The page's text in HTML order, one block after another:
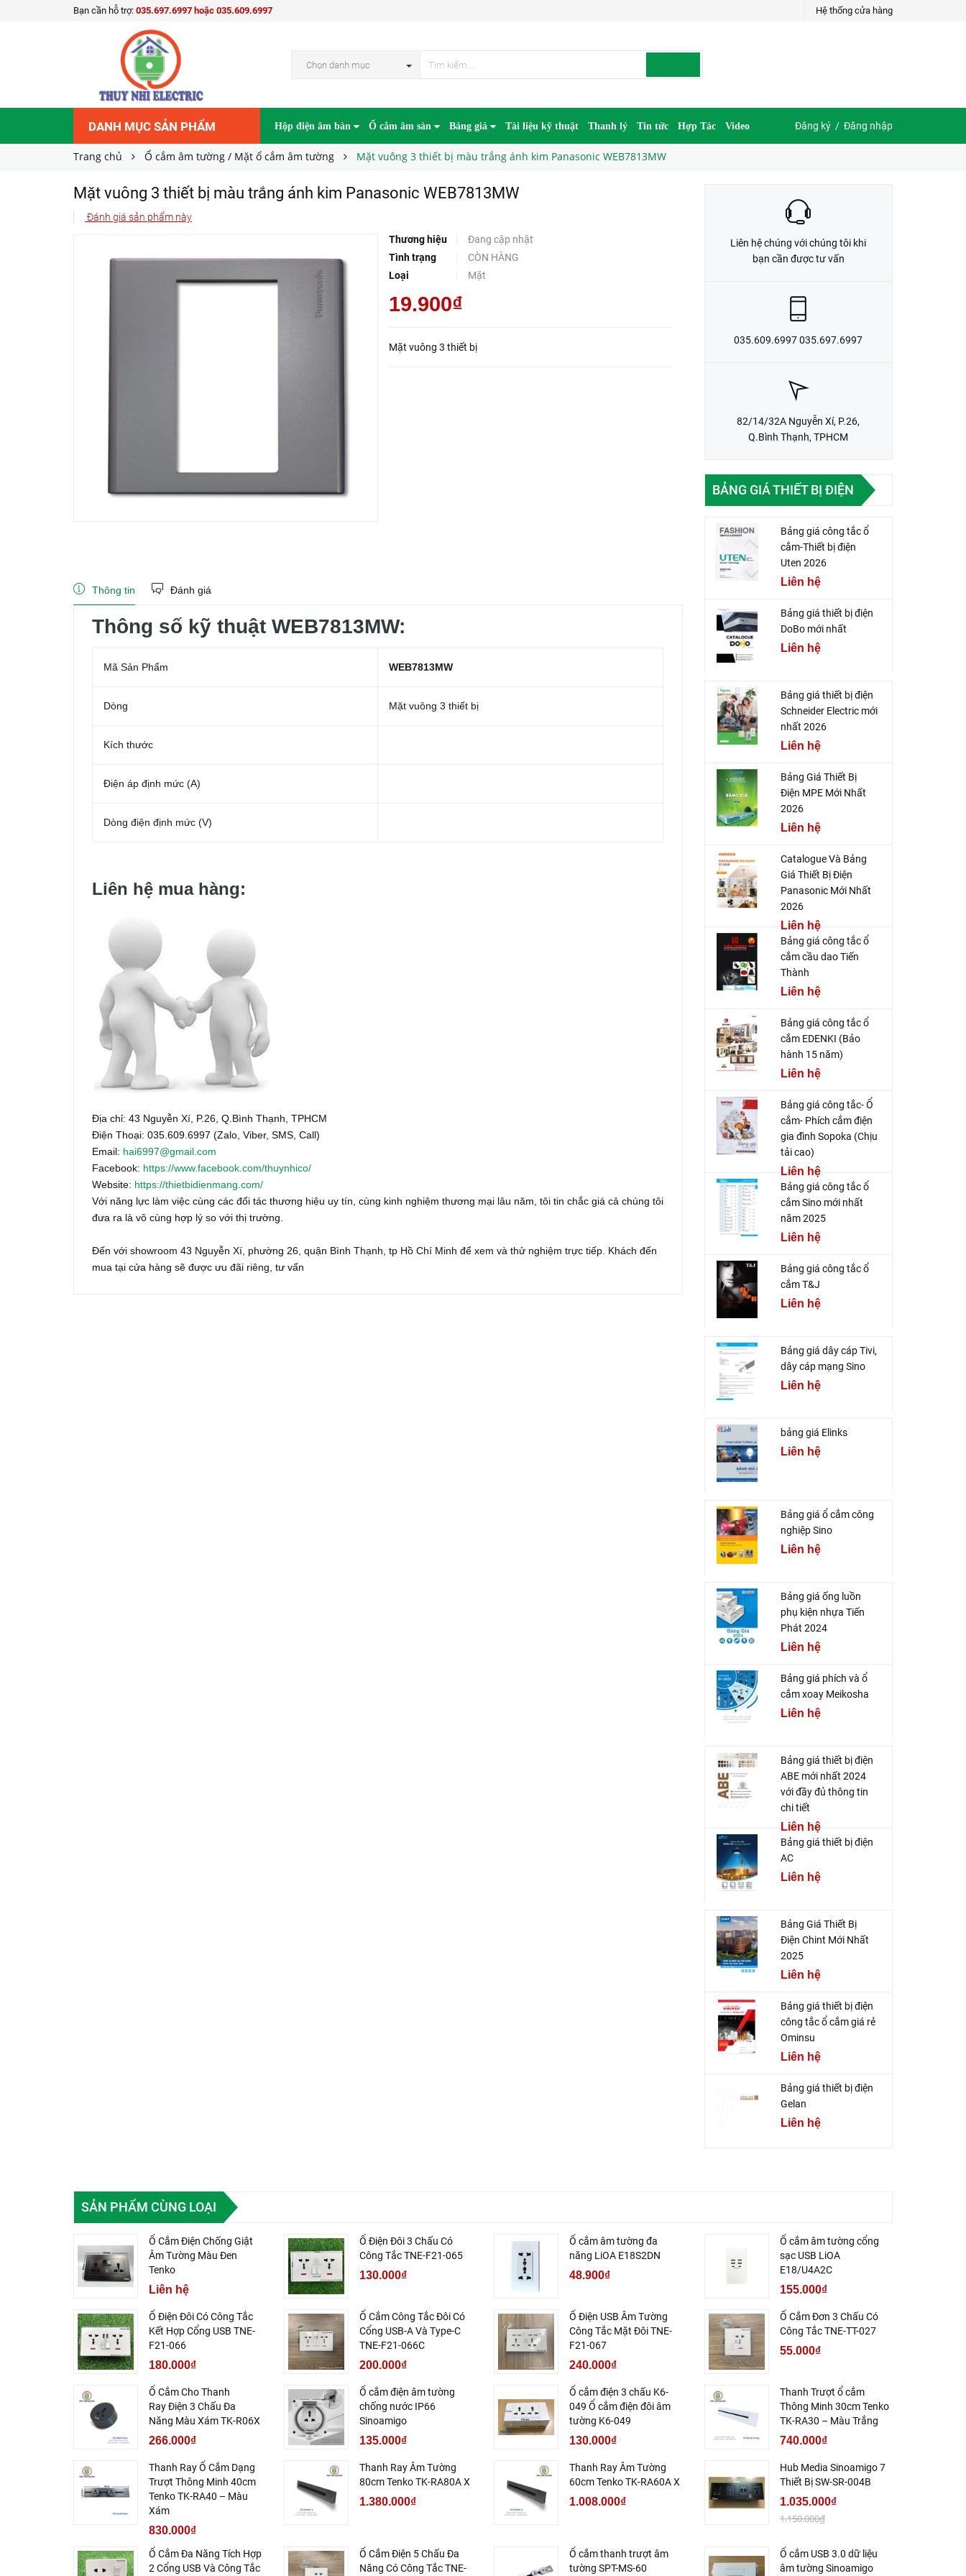
Bạn cần hỗ trợ: 035.697.6997 hoặc 035.609.6997 Hệ thống cửa hàng
Chọn danh mục
DANH MỤC SẢN PHẨM Hộp điện âm bàn Ổ cắm âm sàn Bảng giá Tài liệu kỹ thuật Thanh lý Tin tức Hợp Tác Video Đăng ký / Đăng nhập
Trang chủ Ổ cắm âm tường / Mặt ổ cắm âm tường Mặt vuông 3 thiết bị màu trắng ánh kim Panasonic WEB7813MW
Mặt vuông 3 thiết bị màu trắng ánh kim Panasonic WEB7813MW
Đánh giá sản phẩm này
Thương hiệu
Đang cập nhật
Tình trạng
CÒN HÀNG
Loại
Mặt
19.900₫
Mặt vuông 3 thiết bị
Giá bán: 19.900₫
LIÊN HỆ ĐẶT HÀNG
Thông tin Đánh giá
Thông số kỹ thuật WEB7813MW:
Mã Sản Phẩm WEB7813MW
Dòng Mặt vuông 3 thiết bị
Kích thước
Điện áp định mức (A)
Dòng điện định mức (V)
Liên hệ mua hàng:
Địa chỉ: 43 Nguyễn Xí, P.26, Q.Bình Thạnh, TPHCM
Điện Thoại: 035.609.6997 (Zalo, Viber, SMS, Call)
Email: hai6997@gmail.com
Facebook: https://www.facebook.com/thuynhico/
Website: https://thietbidienmang.com/
Với năng lực làm việc cùng các đối tác thương hiệu uy tín, cùng kinh nghiệm thương mại lâu năm, tôi tin chắc giá cả chúng tôi
đưa ra là vô cùng hợp lý so với thị trường.
Đến với showroom 43 Nguyễn Xí, phường 26, quận Bình Thạnh, tp Hồ Chí Minh để xem và thử nghiệm trực tiếp. Khách đến
mua tại cửa hàng sẽ được ưu đãi riêng, tư vấn
Liên hệ chúng với chúng tôi khi
bạn cần được tư vấn
035.609.6997 035.697.6997
82/14/32A Nguyễn Xí, P.26,
Q.Bình Thạnh, TPHCM
BẢNG GIÁ THIẾT BỊ ĐIỆN
Bảng giá công tắc ổ
cắm-Thiết bị điện
Uten 2026
Liên hệ
Bảng giá thiết bị điện
DoBo mới nhất
Liên hệ
Bảng giá thiết bị điện
Schneider Electric mới
nhất 2026
Liên hệ
Bảng Giá Thiết Bị
Điện MPE Mới Nhất
2026
Liên hệ
Catalogue Và Bảng
Giá Thiết Bị Điện
Panasonic Mới Nhất
2026
Liên hệ
Bảng giá công tắc ổ
cắm cầu dao Tiến
Thành
Liên hệ
Bảng giá công tắc ổ
cắm EDENKI (Bảo
hành 15 năm)
Liên hệ
Bảng giá công tắc- Ổ
cắm- Phích cắm điện
gia đình Sopoka (Chịu
tải cao)
Liên hệ
Bảng giá công tắc ổ
cắm Sino mới nhất
năm 2025
Liên hệ
Bảng giá công tắc ổ
cắm T&J
Liên hệ
Bảng giá dây cáp Tivi,
dây cáp mạng Sino
Liên hệ
bảng giá Elinks
Liên hệ
Bảng giá ổ cắm công
nghiệp Sino
Liên hệ
Bảng giá ống luồn
phụ kiện nhựa Tiến
Phát 2024
Liên hệ
Bảng giá phích và ổ
cắm xoay Meikosha
Liên hệ
Bảng giá thiết bị điện
ABE mới nhất 2024
với đầy đủ thông tin
chi tiết
Liên hệ
Bảng giá thiết bị điện
AC
Liên hệ
Bảng Giá Thiết Bị
Điện Chint Mới Nhất
2025
Liên hệ
Bảng giá thiết bị điện
công tắc ổ cắm giá rẻ
Ominsu
Liên hệ
Bảng giá thiết bị điện
Gelan
Liên hệ
SẢN PHẨM CÙNG LOẠI
Ổ Cắm Điện Chống Giật
Âm Tường Màu Đen
Tenko
Liên hệ
Ổ Điện Đôi 3 Chấu Có
Công Tắc TNE-F21-065
130.000₫
Ổ cắm âm tường đa
năng LiOA E18S2DN
48.900₫
Ổ cắm âm tường cổng
sạc USB LiOA
E18/U4A2C
155.000₫
Ổ Điện Đôi Có Công Tắc
Kết Hợp Cổng USB TNE-
F21-066
180.000₫
Ổ Cắm Công Tắc Đôi Có
Cổng USB-A Và Type-C
TNE-F21-066C
200.000₫
Ổ Điện USB Âm Tường
Công Tắc Mặt Đôi TNE-
F21-067
240.000₫
Ổ Cắm Đơn 3 Chấu Có
Công Tắc TNE-TT-027
55.000₫
Ổ Cắm Cho Thanh
Ray Điện 3 Chấu Đa
Năng Màu Xám TK-R06X
266.000₫
Ổ cắm điện âm tường
chống nước IP66
Sinoamigo
135.000₫
Ổ cắm điện 3 chấu K6-
049 Ổ cắm điện đôi âm
tường K6-049
130.000₫
Thanh Trượt ổ cắm
Thông Minh 30cm Tenko
TK-RA30 – Màu Trắng
740.000₫
Thanh Ray Ổ Cắm Dạng
Trượt Thông Minh 40cm
Tenko TK-RA40 – Màu
Xám
830.000₫
Thanh Ray Âm Tường
80cm Tenko TK-RA80A X
1.380.000₫
Thanh Ray Âm Tường
60cm Tenko TK-RA60A X
1.008.000₫
Hub Media Sinoamigo 7
Thiết Bị SW-SR-004B
1.035.000₫
1.150.000₫
Ổ Cắm Đa Năng Tích Hợp
2 Cổng USB Và Công Tắc
Ổ Cắm Điện 5 Chấu Đa
Năng Có Công Tắc TNE-
Ổ cắm thanh trượt âm
tường SPT-MS-60
Ổ cắm USB 3.0 dữ liệu
âm tường Sinoamigo